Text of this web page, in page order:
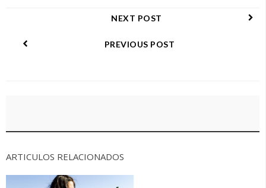
NEXT POST
PREVIOUS POST
ARTICULOS RELACIONADOS